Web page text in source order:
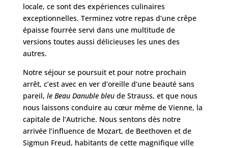
locale, ce sont des expériences culinaires
exceptionnelles. Terminez votre repas d’une crêpe
épaisse fourrée servi dans une multitude de
versions toutes aussi délicieuses les unes des
autres.
Notre séjour se poursuit et pour notre prochain
arrêt, c’est avec en ver d’oreille d’une beauté sans
pareil, le Beau Danuble bleude Strauss, et que nous
nous laissons conduire au cœur même de Vienne, la
capitale de l’Autriche. Nous sentons dès notre
arrivée l’influence de Mozart, de Beethoven et de
Sigmun Freud, habitants de cette magnifique ville